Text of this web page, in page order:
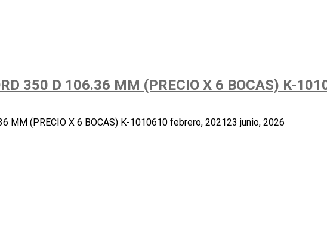
350 D 106.36 MM (PRECIO X 6 BOCAS) K-
MM (PRECIO X 6 BOCAS) K-1010610 febrero, 202123 junio, 2026